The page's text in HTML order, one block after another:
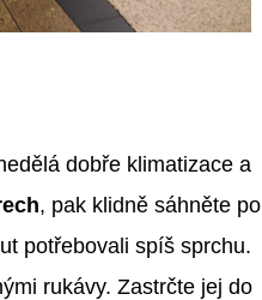
dobře klimatizace a
, pak klidně sáhněte po
potřebovali spíš sprchu.
rukávy. Zastrčte jej do